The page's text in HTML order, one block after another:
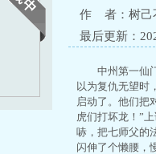
作 者：树己
最后更新：
中州第一仙
以为复仇无望时
启动了。他们把
虎们打坏龙！”
哧，把七师父的
闪伸了个懒腰，